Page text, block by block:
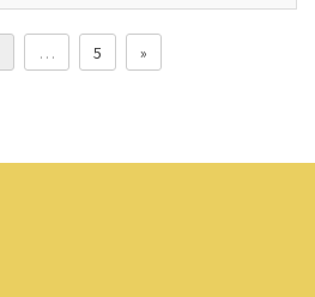
… 5 »